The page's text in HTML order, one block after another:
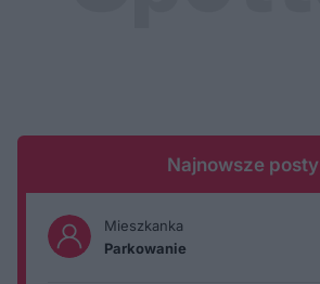
Najnowsze posty
Mieszkanka
Parkowanie